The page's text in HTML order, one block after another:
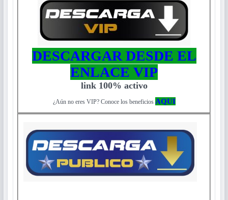
DESCARGAR DESDE EL
ENLACE VIP
link 100% activo
¿Aún no eres VIP? Conoce los beneficios AQUI